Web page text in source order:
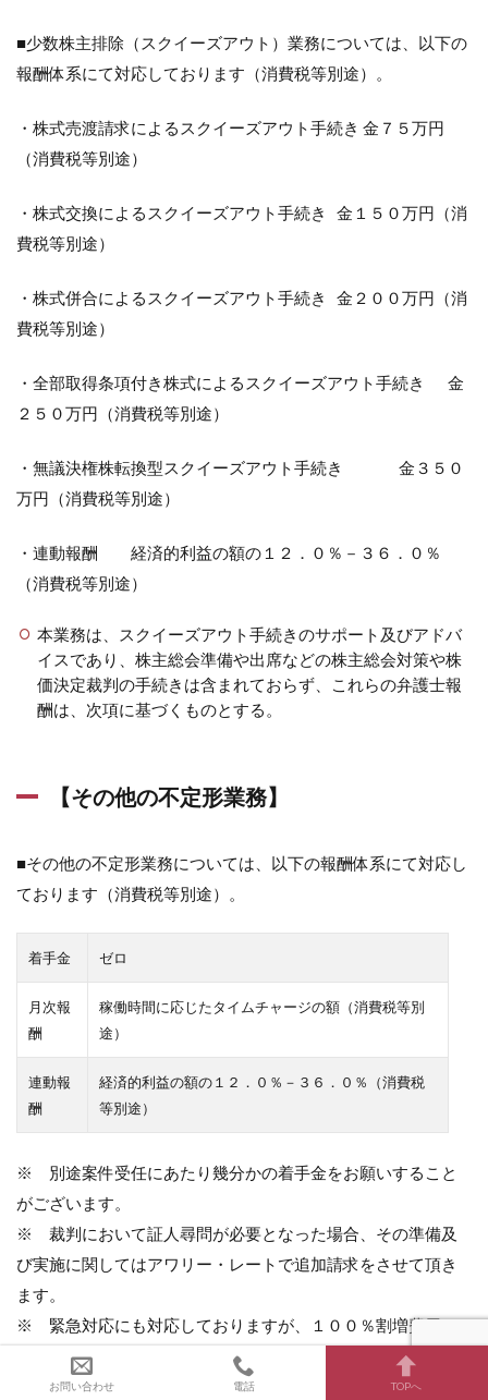
■少数株主排除（スクイーズアウト）業務については、以下の
報酬体系にて対応しております（消費税等別途）。
・株式売渡請求によるスクイーズアウト手続き 金７５万円
（消費税等別途）
・株式交換によるスクイーズアウト手続き 金１５０万円（消
費税等別途）
・株式併合によるスクイーズアウト手続き 金２００万円（消
費税等別途）
・全部取得条項付き株式によるスクイーズアウト手続き 金
２５０万円（消費税等別途）
・無議決権株転換型スクイーズアウト手続き 金３５０
万円（消費税等別途）
・連動報酬 経済的利益の額の１２．０％－３６．０％
（消費税等別途）
本業務は、スクイーズアウト手続きのサポート及びアドバ
イスであり、株主総会準備や出席などの株主総会対策や株
価決定裁判の手続きは含まれておらず、これらの弁護士報
酬は、次項に基づくものとする。
【その他の不定形業務】
■その他の不定形業務については、以下の報酬体系にて対応し
ております（消費税等別途）。
着手金 ゼロ
月次報
酬
稼働時間に応じたタイムチャージの額（消費税等別
途）
連動報
酬
経済的利益の額の１２．０％－３６．０％（消費税
等別途）
※ 別途案件受任にあたり幾分かの着手金をお願いすること
がございます。
※ 裁判において証人尋問が必要となった場合、その準備及
び実施に関してはアワリー・レートで追加請求をさせて頂き
ます。
※ 緊急対応にも対応しておりますが、１００％割増費用と
させていただきます。
※ 土日祝日などの作業は、別途、アワリー・レートの３
お問い合わせ 電話 TOPへ